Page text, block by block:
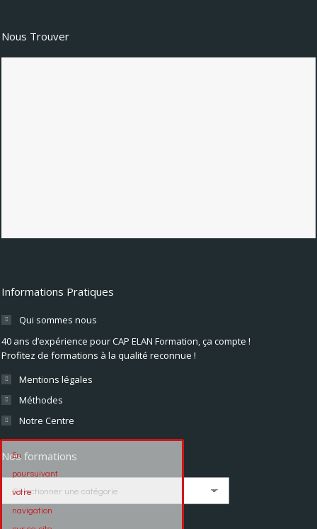
Nous Trouver
Informations Pratiques
Qui sommes nous
40 ans d’expérience pour CAP ELAN Formation, ça compte !
Profitez de formations à la qualité reconnue !
Mentions légales
Méthodes
Notre Centre
Nos formations
formations
En
poursuivant
votre
navigation